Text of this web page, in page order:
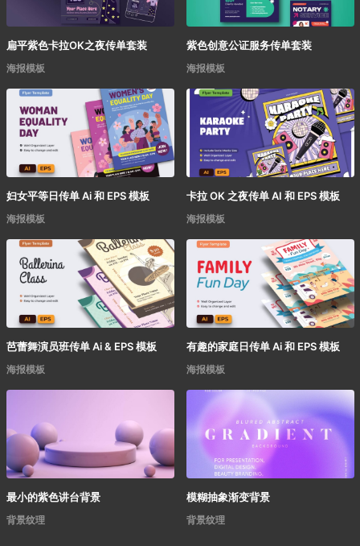
扁平紫色卡拉OK之夜传单套装
海报模板
紫色创意公证服务传单套装
海报模板
妇女平等日传单 Ai 和 EPS 模板
海报模板
卡拉 OK 之夜传单 AI 和 EPS 模板
海报模板
芭蕾舞演员班传单 Ai & EPS 模板
海报模板
有趣的家庭日传单 Ai 和 EPS 模板
海报模板
最小的紫色讲台背景
背景纹理
模糊抽象渐变背景
背景纹理